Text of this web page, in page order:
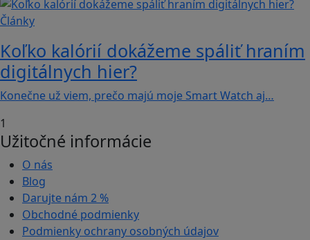
Články
Koľko kalórií dokážeme spáliť hraním
digitálnych hier?
Konečne už viem, prečo majú moje Smart Watch aj…
1
Užitočné informácie
O nás
Blog
Darujte nám 2 %
Obchodné podmienky
Podmienky ochrany osobných údajov